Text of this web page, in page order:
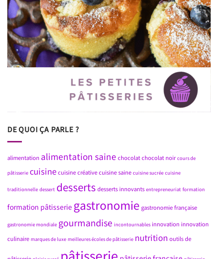
DE QUOI ÇA PARLE ?
alimentation alimentation saine chocolatchocolat noir cours de
pâtisserie cuisinecuisine créativecuisine saine cuisine sucrée cuisine
traditionnelle dessert desserts desserts innovants entrepreneuriat formation
formation pâtisserie gastronomie gastronomie française
gastronomie mondiale gourmandise incontournables innovation innovation
culinaire marques de luxe meilleures écoles de pâtisserie nutrition outils de